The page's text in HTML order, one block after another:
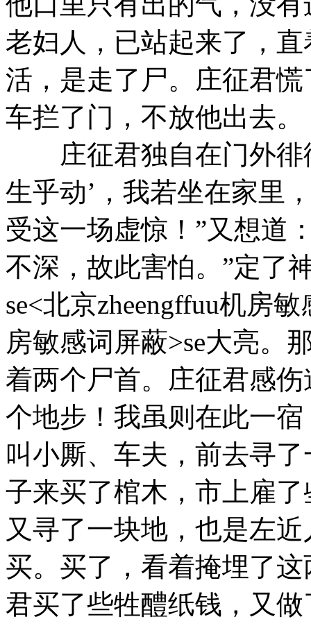
老妇人，已站起来了，
活，是走了尸。庄征君
车拦了门，不放他出去。
庄征君独自在门外徘
生乎动’，我若坐在家里
受这一场虚惊！”又想道
不深，故此害怕。”定了
se<北京zheengffuu机房
房敏感词屏蔽>se大亮。
着两个尸首。庄征君感
个地步！我虽则在此一
叫小厮、车夫，前去寻
子来买了棺木，市上雇
又寻了一块地，也是左
买。买了，看着掩埋了
君买了些牲醴纸钱，又